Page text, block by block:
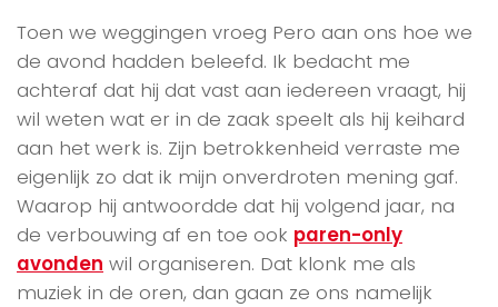
Toen we weggingen vroeg Pero aan ons hoe we
de avond hadden beleefd. Ik bedacht me
achteraf dat hij dat vast aan iedereen vraagt, hij
wil weten wat er in de zaak speelt als hij keihard
aan het werk is. Zijn betrokkenheid verraste me
eigenlijk zo dat ik mijn onverdroten mening gaf.
Waarop hij antwoordde dat hij volgend jaar, na
de verbouwing af en toe ook paren-only
avonden wil organiseren. Dat klonk me als
muziek in de oren, dan gaan ze ons namelijk